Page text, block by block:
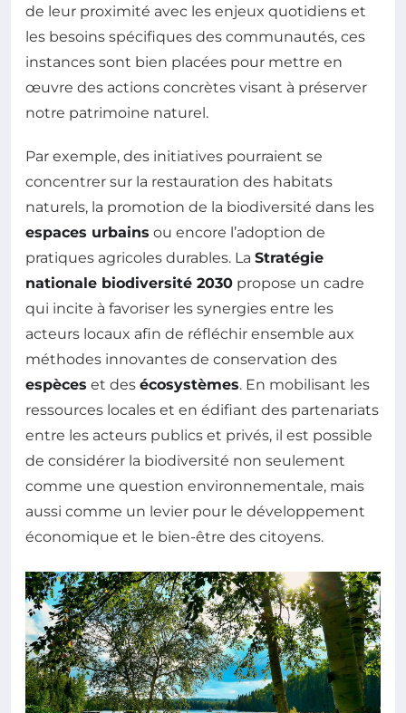
de leur proximité avec les enjeux quotidiens et
les besoins spécifiques des communautés, ces
instances sont bien placées pour mettre en
œuvre des actions concrètes visant à préserver
notre patrimoine naturel.
Par exemple, des initiatives pourraient se
concentrer sur la restauration des habitats
naturels, la promotion de la biodiversité dans les
espaces urbains ou encore l’adoption de
pratiques agricoles durables. La Stratégie
nationale biodiversité 2030 propose un cadre
qui incite à favoriser les synergies entre les
acteurs locaux afin de réfléchir ensemble aux
méthodes innovantes de conservation des
espèces et des écosystèmes. En mobilisant les
ressources locales et en édifiant des partenariats
entre les acteurs publics et privés, il est possible
de considérer la biodiversité non seulement
comme une question environnementale, mais
aussi comme un levier pour le développement
économique et le bien-être des citoyens.